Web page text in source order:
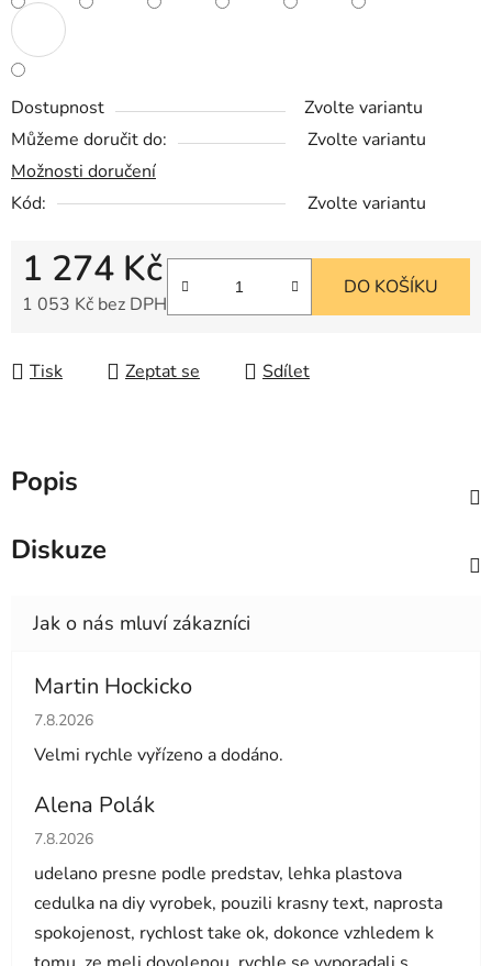
Dostupnost
Zvolte variantu
Můžeme doručit do:
Zvolte variantu
Možnosti doručení
Kód:
Zvolte variantu
1 274 Kč
1 053 Kč bez DPH
DO KOŠÍKU
Tisk Zeptat se Sdílet
Popis
Diskuze
Martin Hockicko
Hodnocení obchodu je 5 z 5 hvězdiček.
7.8.2026
Velmi rychle vyřízeno a dodáno.
Alena Polák
Hodnocení obchodu je 5 z 5 hvězdiček.
7.8.2026
udelano presne podle predstav, lehka plastova
cedulka na diy vyrobek, pouzili krasny text, naprosta
spokojenost, rychlost take ok, dokonce vzhledem k